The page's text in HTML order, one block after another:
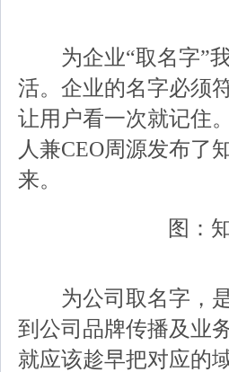
为企业“取名字”我
活。企业的名字必须
让用户看一次就记住
人兼CEO周源发布了
来。
图：
为公司取名字，是
到公司品牌传播及业
就应该趁早把对应的